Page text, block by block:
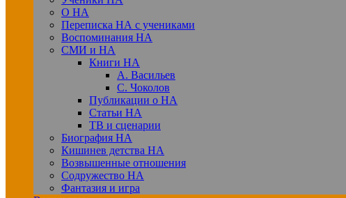
О НА
Переписка НА с учениками
Воспоминания НА
СМИ и НА
Книги НА
А. Васильев
С. Чоколов
Публикации о НА
Статьи НА
ТВ и сценарии
Биография НА
Кишинев детства НА
Возвышенные отношения
Содружество НА
Фантазия и игра